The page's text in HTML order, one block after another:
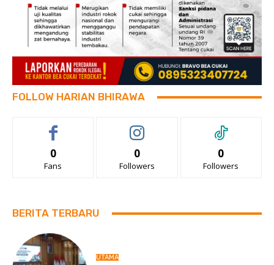
FOLLOW HARIAN BHIRAWA
0
Fans
0
Followers
0
Followers
BERITA TERBARU
UTAMA